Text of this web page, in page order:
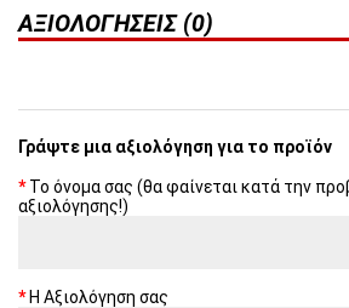
ΑΞΙΟΛΟΓΉΣΕΙΣ (0)
Γράψτε μια αξιολόγηση για το προϊόν
Το όνομα σας (θα φαίνεται κατά την
αξιολόγησης!)
Η Αξιολόγηση σας